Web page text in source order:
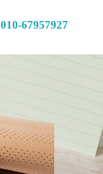
010-67957927